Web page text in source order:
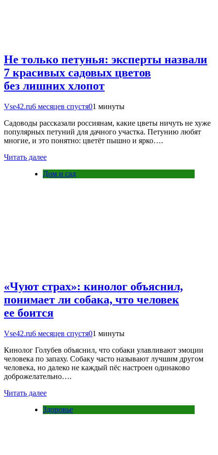
Не только петунья: эксперты назвали
7 красивых садовых цветов
без лишних хлопот
Vse42.ru6 месяцев спустя01 минуты
Садоводы рассказали россиянам, какие цветы ничуть не хуже
популярных петуний для дачного участка. Петунию любят
многие, и это понятно: цветёт пышно и ярко….
Читать далее
Дом и сад
«Чуют страх»: кинолог объяснил,
понимает ли собака, что человек
ее боится
Vse42.ru6 месяцев спустя01 минуты
Кинолог Голубев объяснил, что собаки улавливают эмоции
человека по запаху. Собаку часто называют лучшим другом
человека, но далеко не каждый пёс настроен одинаково
доброжелательно….
Читать далее
Здоровье